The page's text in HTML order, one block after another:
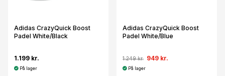
Adidas CrazyQuick Boost
Padel White/Black
1.199 kr.
På lager
Adidas CrazyQuick Boost
Padel White/Blue
1.249 kr. 949 kr.
På lager